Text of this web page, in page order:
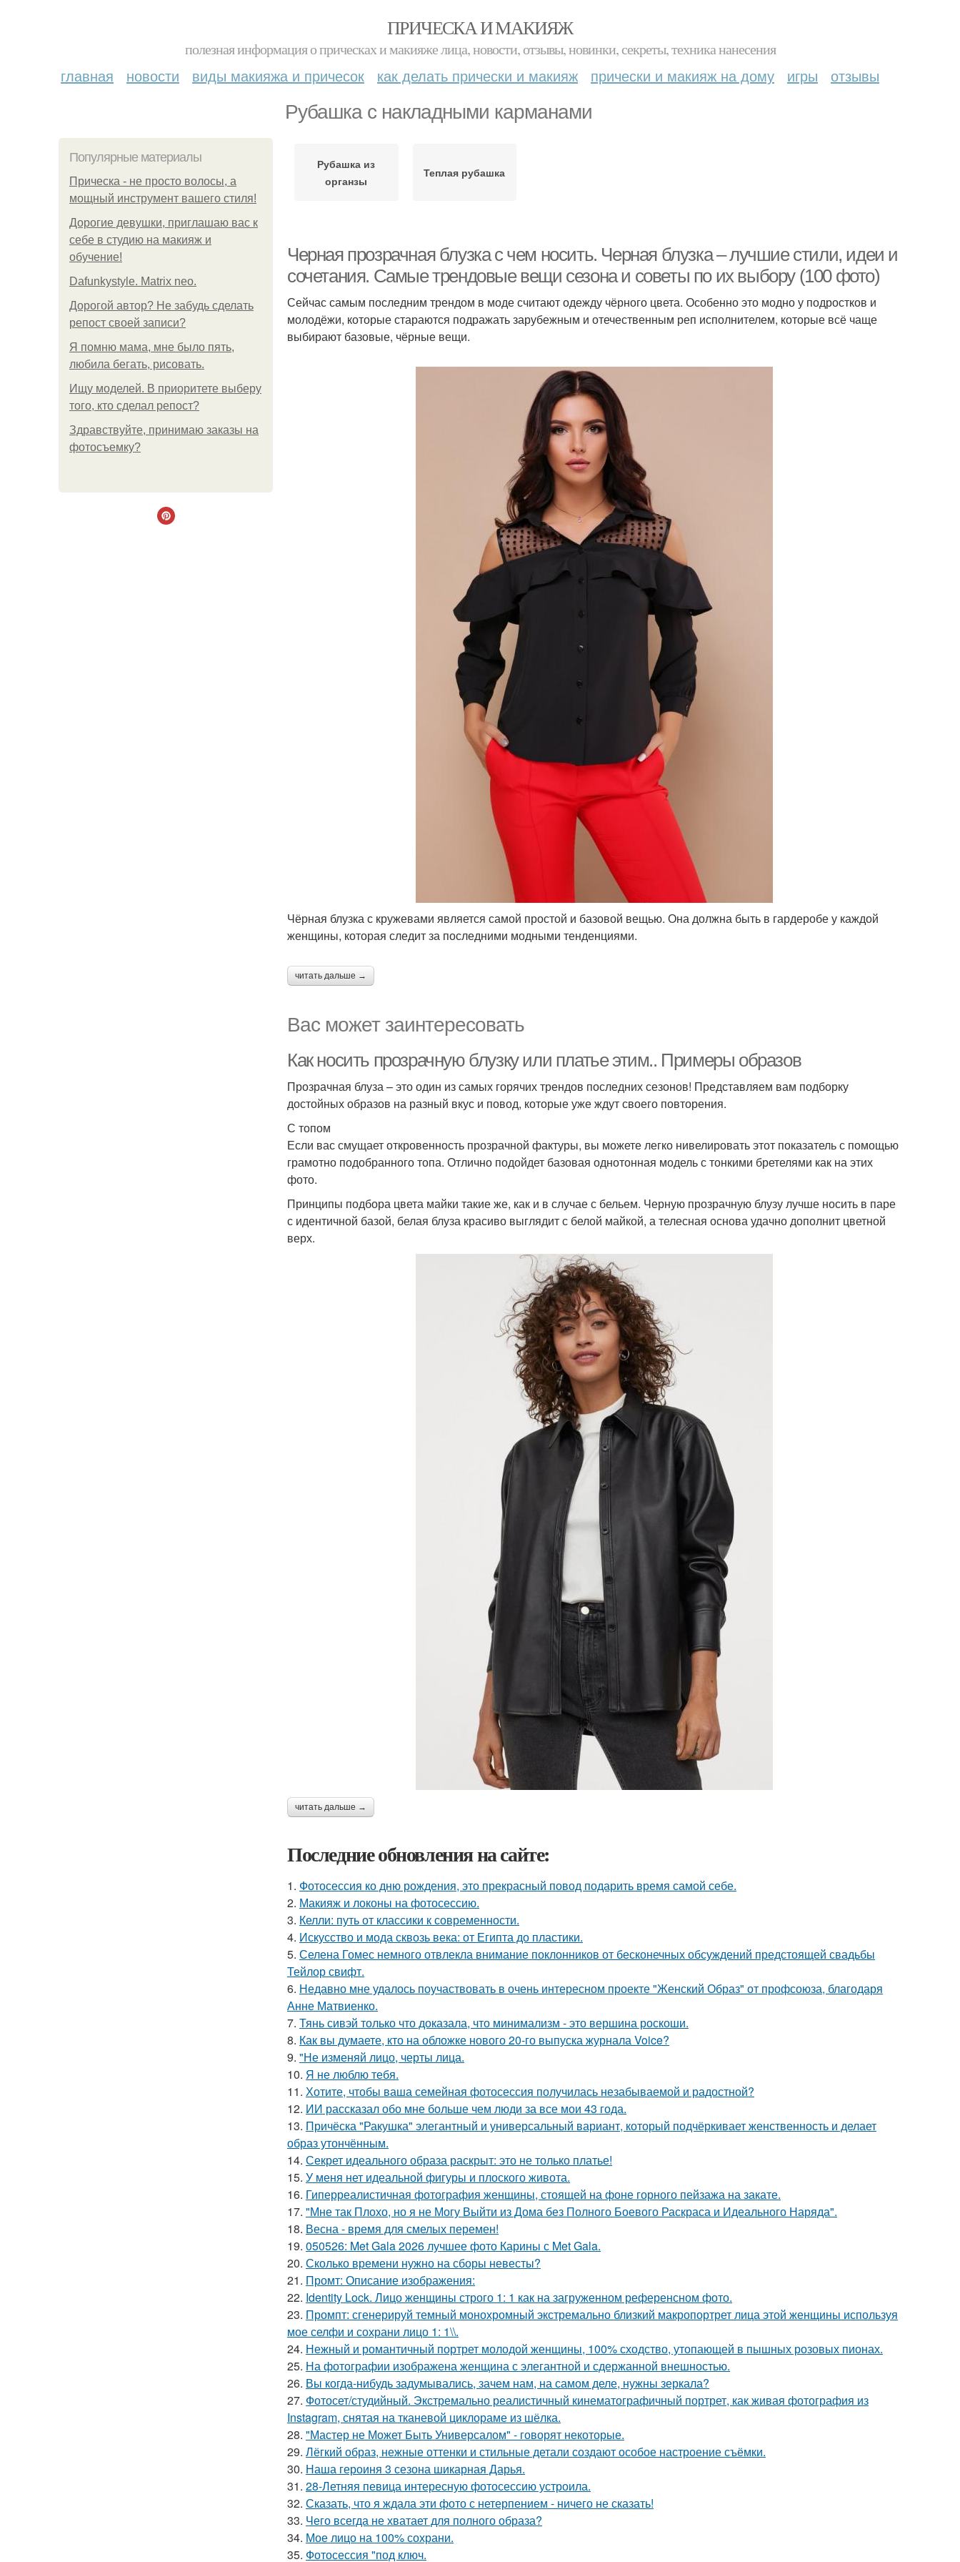
ПРИЧЕСКА И МАКИЯЖ
полезная информация о прическах и макияже лица, новости, отзывы, новинки, секреты, техника нанесения
главная новости виды макияжа и причесок как делать прически и макияж прически и макияж на дому игры отзывы
Рубашка с накладными карманами
Популярные материалы
Прическа - не просто волосы, а
мощный инструмент вашего стиля!
Дорогие девушки, приглашаю вас к
себе в студию на макияж и
обучение!
Dafunkystyle. Matrix neo.
Дорогой автор? Не забудь сделать
репост своей записи?
Я помню мама, мне было пять,
любила бегать, рисовать.
Ищу моделей. В приоритете выберу
того, кто сделал репост?
Здравствуйте, принимаю заказы на
фотосъемку?
Рубашка из
органзы
Теплая рубашка
Черная прозрачная блузка с чем носить. Черная блузка – лучшие стили, идеи и
сочетания. Самые трендовые вещи сезона и советы по их выбору (100 фото)
Сейчас самым последним трендом в моде считают одежду чёрного цвета. Особенно это модно у подростков и
молодёжи, которые стараются подражать зарубежным и отечественным реп исполнителем, которые всё чаще
выбирают базовые, чёрные вещи.
Чёрная блузка с кружевами является самой простой и базовой вещью. Она должна быть в гардеробе у каждой
женщины, которая следит за последними модными тенденциями.
читать дальше →
Вас может заинтересовать
Как носить прозрачную блузку или платье этим.. Примеры образов
Прозрачная блуза – это один из самых горячих трендов последних сезонов! Представляем вам подборку
достойных образов на разный вкус и повод, которые уже ждут своего повторения.
С топом
Если вас смущает откровенность прозрачной фактуры, вы можете легко нивелировать этот показатель с помощью
грамотно подобранного топа. Отлично подойдет базовая однотонная модель с тонкими бретелями как на этих
фото.
Принципы подбора цвета майки такие же, как и в случае с бельем. Черную прозрачную блузу лучше носить в паре
с идентичной базой, белая блуза красиво выглядит с белой майкой, а телесная основа удачно дополнит цветной
верх.
читать дальше →
Последние обновления на сайте:
1. Фотосессия ко дню рождения, это прекрасный повод подарить время самой себе.
2. Макияж и локоны на фотосессию.
3. Келли: путь от классики к современности.
4. Искусство и мода сквозь века: от Египта до пластики.
5. Селена Гомес немного отвлекла внимание поклонников от бесконечных обсуждений предстоящей свадьбы
Тейлор свифт.
6. Недавно мне удалось поучаствовать в очень интересном проекте "Женский Образ" от профсоюза, благодаря
Анне Матвиенко.
7. Тянь сивэй только что доказала, что минимализм - это вершина роскоши.
8. Как вы думаете, кто на обложке нового 20-го выпуска журнала Voice?
9. "Не изменяй лицо, черты лица.
10. Я не люблю тебя.
11. Хотите, чтобы ваша семейная фотосессия получилась незабываемой и радостной?
12. ИИ рассказал обо мне больше чем люди за все мои 43 года.
13. Причёска "Ракушка" элегантный и универсальный вариант, который подчёркивает женственность и делает
образ утончённым.
14. Секрет идеального образа раскрыт: это не только платье!
15. У меня нет идеальной фигуры и плоского живота.
16. Гиперреалистичная фотография женщины, стоящей на фоне горного пейзажа на закате.
17. "Мне так Плохо, но я не Могу Выйти из Дома без Полного Боевого Раскраса и Идеального Наряда".
18. Весна - время для смелых перемен!
19. 050526: Met Gala 2026 лучшее фото Карины с Met Gala.
20. Сколько времени нужно на сборы невесты?
21. Промт: Описание изображения:
22. Identity Lock. Лицо женщины строго 1: 1 как на загруженном референсном фото.
23. Промпт: сгенерируй темный монохромный экстремально близкий макропортрет лица этой женщины используя
мое селфи и сохрани лицо 1: 1\\.
24. Нежный и романтичный портрет молодой женщины, 100% сходство, утопающей в пышных розовых пионах.
25. На фотографии изображена женщина с элегантной и сдержанной внешностью.
26. Вы когда-нибудь задумывались, зачем нам, на самом деле, нужны зеркала?
27. Фотосет/студийный. Экстремально реалистичный кинематографичный портрет, как живая фотография из
Instagram, снятая на тканевой циклораме из шёлка.
28. "Мастер не Может Быть Универсалом" - говорят некоторые.
29. Лёгкий образ, нежные оттенки и стильные детали создают особое настроение съёмки.
30. Наша героиня 3 сезона шикарная Дарья.
31. 28-Летняя певица интересную фотосессию устроила.
32. Сказать, что я ждала эти фото с нетерпением - ничего не сказать!
33. Чего всегда не хватает для полного образа?
34. Мое лицо на 100% сохрани.
35. Фотосессия "под ключ.